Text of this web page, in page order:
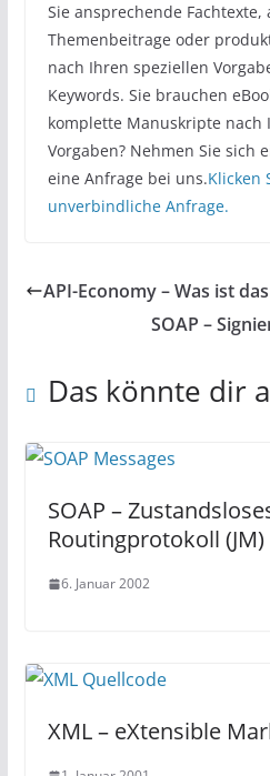
Sie ansprechende Fachtexte,
Themenbeitrage oder
nach Ihren speziellen
Keywords. Sie brauchen
komplette Manuskripte nach
Vorgaben? Nehmen Sie sich
eine Anfrage bei uns.Klicken
unverbindliche Anfrage.
API-Economy – Was ist
SOAP –
Das könnte dir
SOAP –
Routingprotokoll (JM)
6. Januar 2002
XML – eXtensible